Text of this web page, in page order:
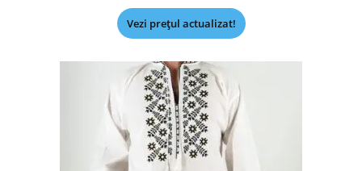
Vezi prețul actualizat!